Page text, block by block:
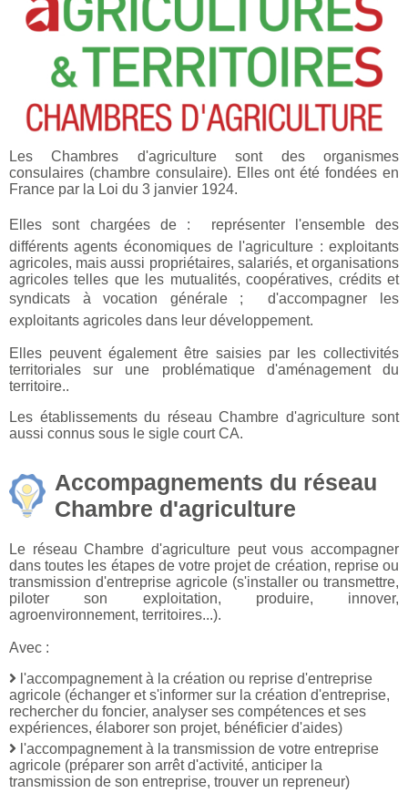
Les Chambres d'agriculture sont des organismes
consulaires (chambre consulaire). Elles ont été fondées en
France par la Loi du 3 janvier 1924.
Elles sont chargées de :  représenter l'ensemble des
différents agents économiques de l'agriculture : exploitants
agricoles, mais aussi propriétaires, salariés, et organisations
agricoles telles que les mutualités, coopératives, crédits et
syndicats à vocation générale ;  d'accompagner les
exploitants agricoles dans leur développement.
Elles peuvent également être saisies par les collectivités
territoriales sur une problématique d'aménagement du
territoire..
Les établissements du réseau Chambre d'agriculture sont
aussi connus sous le sigle court CA.
Accompagnements du réseau
Chambre d'agriculture
Le réseau Chambre d'agriculture peut vous accompagner
dans toutes les étapes de votre projet de création, reprise ou
transmission d'entreprise agricole (s'installer ou transmettre,
piloter son exploitation, produire, innover,
agroenvironnement, territoires...).
Avec :
l'accompagnement à la création ou reprise d'entreprise
agricole (échanger et s'informer sur la création d'entreprise,
rechercher du foncier, analyser ses compétences et ses
expériences, élaborer son projet, bénéficier d'aides)
l'accompagnement à la transmission de votre entreprise
agricole (préparer son arrêt d'activité, anticiper la
transmission de son entreprise, trouver un repreneur)